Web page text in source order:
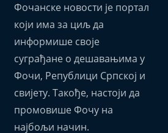
Фочанске новости је портал
који има за циљ да
информише своје
суграђане о дешавањима у
Фочи, Републици Српској и
свијету. Такође, настоји да
промовише Фочу на
најбољи начин.